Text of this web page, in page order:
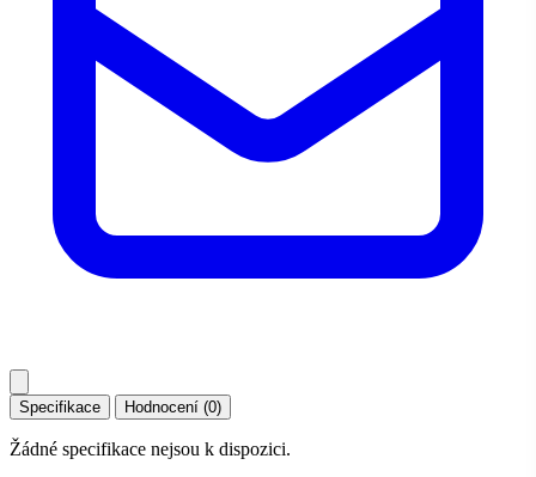
Specifikace Hodnocení (0)
Žádné specifikace nejsou k dispozici.